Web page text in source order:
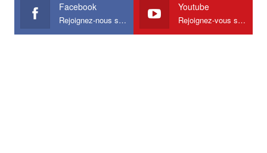
Facebook
Rejoignez-nous sur Facebook
Youtube
Rejoignez-vous sur Youtube